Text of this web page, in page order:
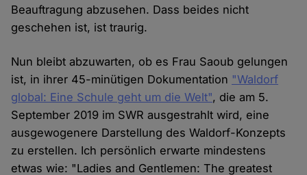
Beauftragung abzusehen. Dass beides nicht
geschehen ist, ist traurig.
Nun bleibt abzuwarten, ob es Frau Saoub gelungen
ist, in ihrer 45-minütigen Dokumentation "Waldorf
global: Eine Schule geht um die Welt", die am 5.
September 2019 im SWR ausgestrahlt wird, eine
ausgewogenere Darstellung des Waldorf-Konzepts
zu erstellen. Ich persönlich erwarte mindestens
etwas wie: "Ladies and Gentlemen: The greatest